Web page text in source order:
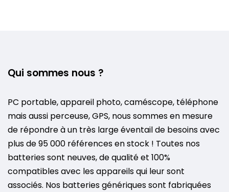
Qui sommes nous ?
PC portable, appareil photo, caméscope, téléphone
mais aussi perceuse, GPS, nous sommes en mesure
de répondre à un très large éventail de besoins avec
plus de 95 000 références en stock ! Toutes nos
batteries sont neuves, de qualité et 100%
compatibles avec les appareils qui leur sont
associés. Nos batteries génériques sont fabriquées